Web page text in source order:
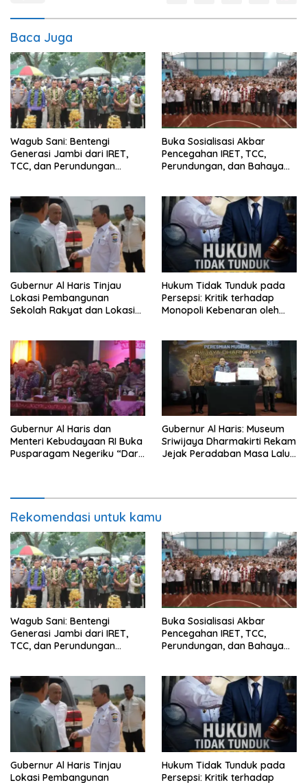
Baca Juga
Wagub Sani: Bentengi
Generasi Jambi dari IRET,
TCC, dan Perundungan
Buka Sosialisasi Akbar
Pencegahan IRET, TCC,
Perundungan, dan Bahaya
bisa jaga diri, 60% masa
depan sudah ada di tangan”
Gubernur Al Haris Tinjau
Lokasi Pembangunan
Sekolah Rakyat dan Lokasi
Hukum Tidak Tunduk pada
Persepsi: Kritik terhadap
Monopoli Kebenaran oleh
Gubernur Al Haris dan
Menteri Kebudayaan RI Buka
Pusparagam Negeriku “Dari
Gubernur Al Haris: Museum
Sriwijaya Dharmakirti Rekam
Jejak Peradaban Masa Lalu
Rekomendasi untuk kamu
Wagub Sani: Bentengi
Generasi Jambi dari IRET,
TCC, dan Perundungan
Buka Sosialisasi Akbar
Pencegahan IRET, TCC,
Perundungan, dan Bahaya
bisa jaga diri, 60% masa
depan sudah ada di tangan”
Gubernur Al Haris Tinjau
Lokasi Pembangunan
Hukum Tidak Tunduk pada
Persepsi: Kritik terhadap